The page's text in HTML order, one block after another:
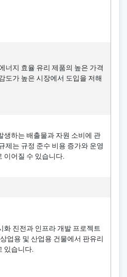
너지 효율 유리 제품의 높은 가격
도가 높은 시장에서 도입을 저해
생하는 배출물과 자원 소비에 관
제는 규정 준수 비용 증가와 운영
이어질 수 있습니다.
화 진전과 인프라 개발 프로젝트
업용 및 산업용 건물에서 판유리
있습니다.